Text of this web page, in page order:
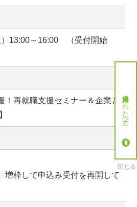
）13:00～16:00 （受付開始
！再就職支援セミナー＆企業と
増枠して申込み受付を再開して
就労決定された方へ
閉じる